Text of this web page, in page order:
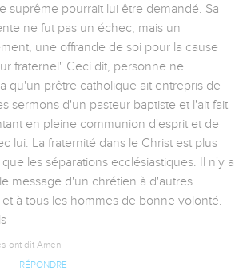
suprême pourrait lui être demandé. Sa
ne fut pas un échec, mais un
une offrande de soi pour la cause
fraternel".Ceci dit, personne ne
qu'un prêtre catholique ait entrepris de
sermons d'un pasteur baptiste et l'ait fait
en pleine communion d'esprit et de
lui. La fraternité dans le Christ est plus
les séparations ecclésiastiques. Il n'y a
message d'un chrétien à d'autres
à tous les hommes de bonne volonté.
ont dit Amen
RÉPONDRE